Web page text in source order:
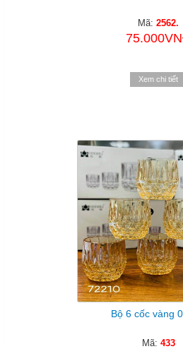
Mã: 2562.
Xem chi tiết
Bộ 6 cốc vàng
Mã: 433